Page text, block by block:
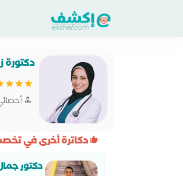
دكتورة
دكاترة أخرى في
دكتور